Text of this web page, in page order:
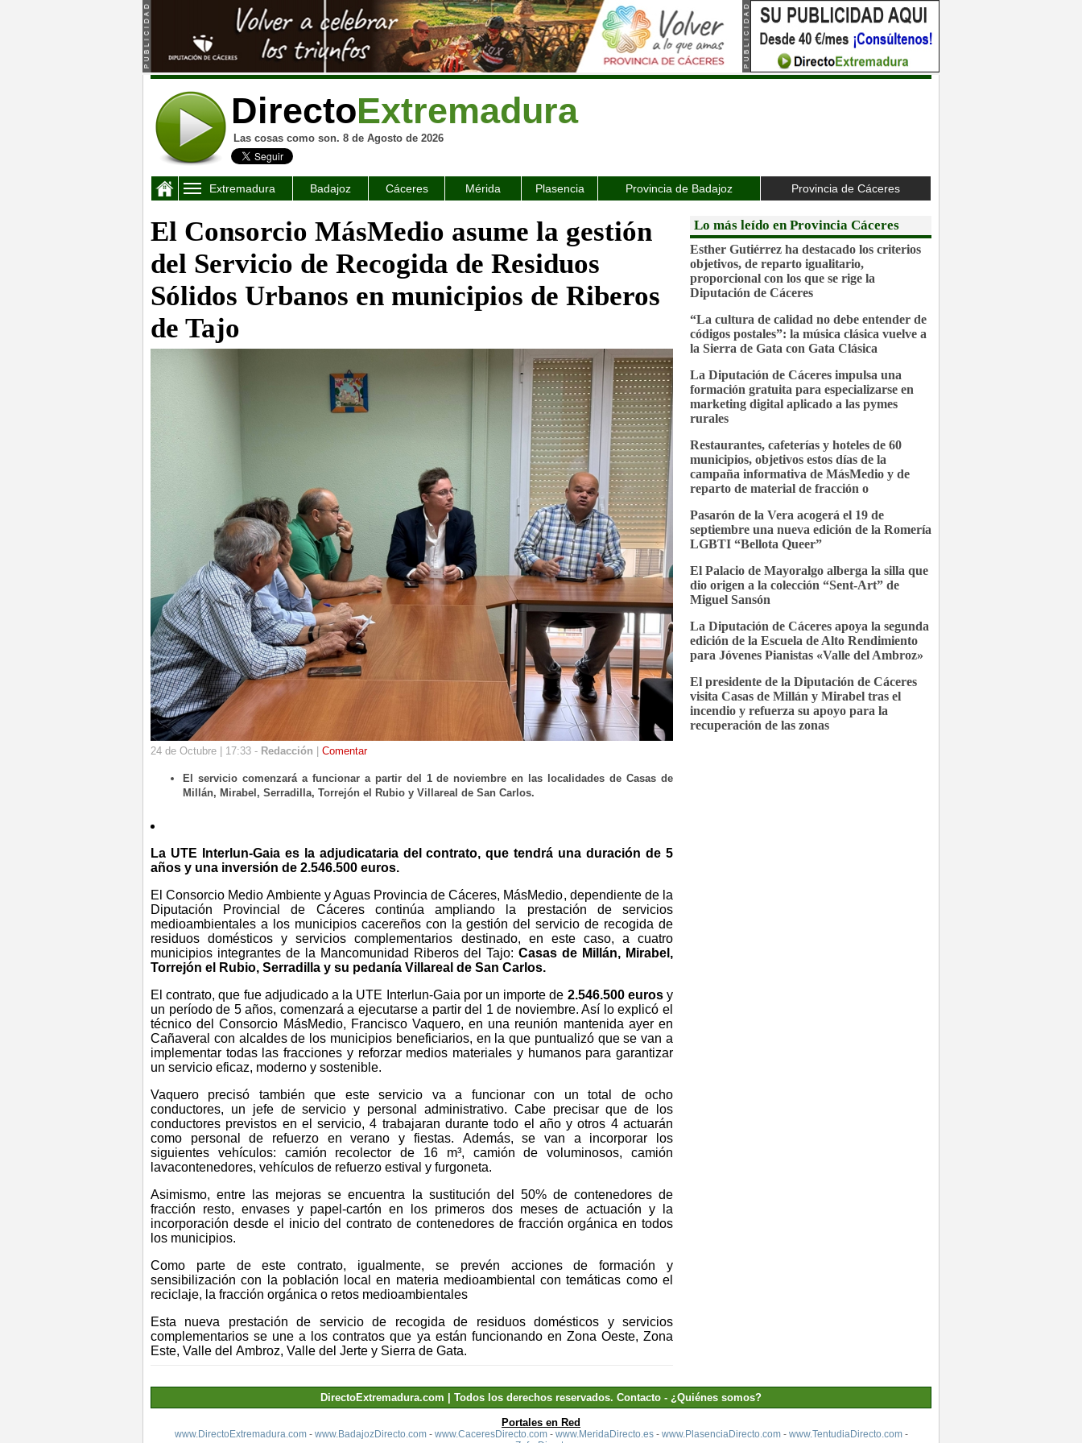
DirectoExtremadura
Las cosas como son. 8 de Agosto de 2026
Extremadura Badajoz Cáceres Mérida Plasencia Provincia de Badajoz Provincia de Cáceres
El Consorcio MásMedio asume la gestión
del Servicio de Recogida de Residuos
Sólidos Urbanos en municipios de Riberos
de Tajo
24 de Octubre | 17:33 - Redacción Comentar
El servicio comenzará a funcionar a partir del 1 de noviembre en las localidades de Casas de
Millán, Mirabel, Serradilla, Torrejón el Rubio y Villareal de San Carlos.
La UTE Interlun-Gaia es la adjudicataria del contrato, que tendrá una duración de 5
años y una inversión de 2.546.500 euros.
El Consorcio Medio Ambiente y Aguas Provincia de Cáceres, MásMedio, dependiente de la
Diputación Provincial de Cáceres continúa ampliando la prestación de servicios
medioambientales a los municipios cacereños con la gestión del servicio de recogida de
residuos domésticos y servicios complementarios destinado, en este caso, a cuatro
municipios integrantes de la Mancomunidad Riberos del Tajo: Casas de Millán, Mirabel,
Torrejón el Rubio, Serradilla y su pedanía Villareal de San Carlos.
El contrato, que fue adjudicado a la UTE Interlun-Gaia por un importe de 2.546.500 eurosy
un período de 5 años, comenzará a ejecutarse a partir del 1 de noviembre. Así loexplicó el
técnico del Consorcio MásMedio, Francisco Vaquero, en una reunión mantenida ayeren
Cañaveral con alcaldes de los municipios beneficiarios, en la que puntualizóquese van a
implementar todas las fracciones y reforzar medios materiales y humanos para garantizar
un servicio eficaz, moderno y sostenible.
Vaquero precisó también que este servicio va a funcionar con un total de ocho
conductores, un jefe de servicio y personal administrativo. Cabe precisar que de los
conductores previstos en el servicio, 4 trabajaran durante todo el año y otros 4 actuarán
como personal de refuerzo en verano y fiestas. Además, se van a incorporar los
siguientes vehículos: camión recolector de 16 m³, camión de voluminosos,camión
lavacontenedores, vehículos de refuerzo estival y furgoneta.
Asimismo, entre las mejoras se encuentra la sustitución del 50% de contenedores de
fracción resto, envases y papel-cartón en los primeros dos meses de actuación y la
incorporación desde el inicio del contrato de contenedores de fracción orgánica en todos
los municipios.
Como parte de este contrato, igualmente, se prevén acciones de formación y
sensibilización con la población local en materia medioambiental con temáticas como el
reciclaje, la fracción orgánica o retos medioambientales
Esta nueva prestación de servicio de recogida de residuos domésticos y servicios
complementarios se une a loscontratos que ya están funcionando en Zona Oeste, Zona
Este, Valle del Ambroz, Valle del Jerte y Sierra de Gata.
Lo más leído en Provincia Cáceres
Esther Gutiérrez ha destacado los criterios
objetivos, de reparto igualitario,
proporcional con los que se rige la
Diputación de Cáceres
“La cultura de calidad no debe entender de
códigos postales”: la música clásica vuelve a
la Sierra de Gata con Gata Clásica
La Diputación de Cáceres impulsa una
formación gratuita para especializarse en
marketing digital aplicado a las pymes
rurales
Restaurantes, cafeterías y hoteles de 60
municipios, objetivos estos días de la
campaña informativa de MásMedio y de
reparto de material de fracción o
Pasarón de la Vera acogerá el 19 de
septiembre una nueva edición de la Romería
LGBTI “Bellota Queer”
El Palacio de Mayoralgo alberga la silla que
dio origen a la colección “Sent-Art” de
Miguel Sansón
La Diputación de Cáceres apoya la segunda
edición de la Escuela de Alto Rendimiento
para Jóvenes Pianistas «Valle del Ambroz»
El presidente de la Diputación de Cáceres
visita Casas de Millán y Mirabel tras el
incendio y refuerza su apoyo para la
recuperación de las zonas
DirectoExtremadura.com | Todos los derechos reservados. Contacto - ¿Quiénes somos?
Portales en Red
www.DirectoExtremadura.com- www.BadajozDirecto.com- www.CaceresDirecto.com- www.MeridaDirecto.es- www.PlasenciaDirecto.com- www.TentudiaDirecto.com-